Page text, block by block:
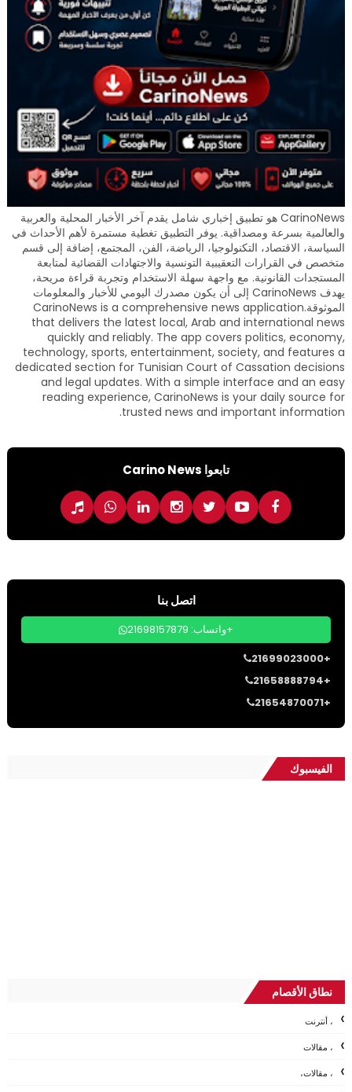
CarinoNews هو تطبيق إخباري شامل يقدم آخر الأخبار المحلية والعربية
والعالمية بسرعة ومصداقية. يوفر التطبيق تغطية مستمرة لأهم الأحداث في
السياسة، الاقتصاد، التكنولوجيا، الرياضة، الفن، المجتمع، إضافة إلى قسم
متخصص في القرارات التعقيبية التونسية والاجتهادات القضائية لمتابعة
المستجدات القانونية. مع واجهة سهلة الاستخدام وتجربة قراءة مريحة،
يهدف CarinoNews إلى أن يكون مصدرك اليومي للأخبار والمعلومات
الموثوقة.CarinoNews is a comprehensive news application
that delivers the latest local, Arab and international news
quickly and reliably. The app covers politics, economy,
technology, sports, entertainment, society, and features a
dedicated section for Tunisian Court of Cassation decisions
and legal updates. With a simple interface and an easy
reading experience, CarinoNews is your daily source for
trusted news and important information.
تابعوا Carino News
اتصل بنا
واتساب: 21698157879+
21699023000+
21658888794+
21654870071+
الفيسبوك
نطاق الأقصام
، أنترنت
، مقالات
، مقالات،